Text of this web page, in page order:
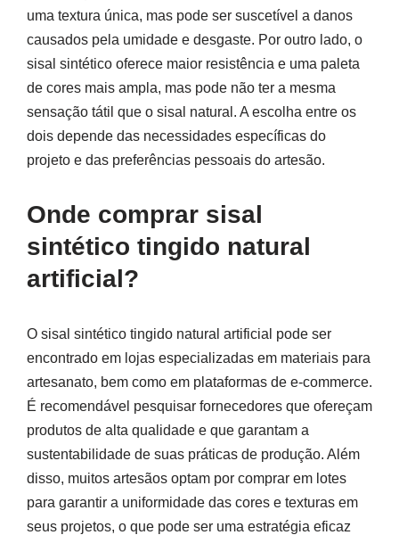
uma textura única, mas pode ser suscetível a danos
causados pela umidade e desgaste. Por outro lado, o
sisal sintético oferece maior resistência e uma paleta
de cores mais ampla, mas pode não ter a mesma
sensação tátil que o sisal natural. A escolha entre os
dois depende das necessidades específicas do
projeto e das preferências pessoais do artesão.
Onde comprar sisal
sintético tingido natural
artificial?
O sisal sintético tingido natural artificial pode ser
encontrado em lojas especializadas em materiais para
artesanato, bem como em plataformas de e-commerce.
É recomendável pesquisar fornecedores que ofereçam
produtos de alta qualidade e que garantam a
sustentabilidade de suas práticas de produção. Além
disso, muitos artesãos optam por comprar em lotes
para garantir a uniformidade das cores e texturas em
seus projetos, o que pode ser uma estratégia eficaz